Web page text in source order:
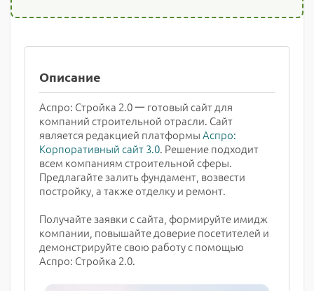
Описание
Аспро: Стройка 2.0 一 готовый сайт для
компаний строительной отрасли. Сайт
является редакцией платформыАспро:
Корпоративный сайт 3.0. Решение подходит
всем компаниям строительной сферы.
Предлагайте залить фундамент, возвести
постройку, а также отделку и ремонт.
Получайте заявки с сайта, формируйте имидж
компании, повышайте доверие посетителей и
демонстрируйте свою работу с помощью
Аспро: Стройка 2.0.